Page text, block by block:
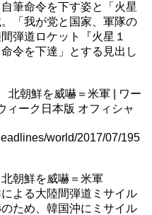
筆命令を下す姿と「火星
「我が党と国家、軍隊の
弾道ロケット『火星１
令を下達」とする見出し
朝鮮を威嚇＝米軍 | ワー
ィーク日本版 オフィシャ
world/2017/07/195
朝鮮を威嚇＝米軍
よる大陸間弾道ミサイル
ため、韓国沖にミサイル